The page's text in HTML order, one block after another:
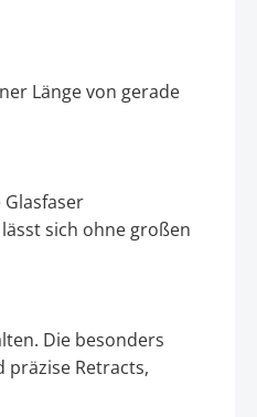
Länge von gerade
sich ohne großen
Die besonders
Retracts,